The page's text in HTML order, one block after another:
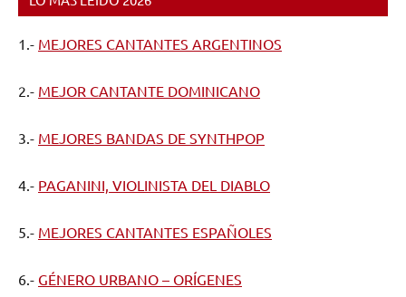
1.- MEJORES CANTANTES ARGENTINOS
2.- MEJOR CANTANTE DOMINICANO
3.- MEJORES BANDAS DE SYNTHPOP
4.- PAGANINI, VIOLINISTA DEL DIABLO
5.- MEJORES CANTANTES ESPAÑOLES
6.- GÉNERO URBANO – ORÍGENES